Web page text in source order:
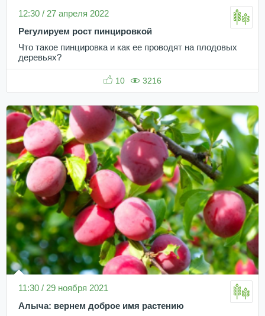
12:30 / 27 апреля 2022
Регулируем рост пинцировкой
Что такое пинцировка и как ее проводят на плодовых
деревьях?
10 3216
11:30 / 29 ноября 2021
Алыча: вернем доброе имя растению